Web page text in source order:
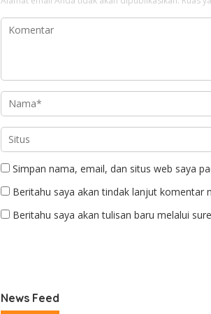
Simpan nama, email, dan situs web saya
Beritahu saya akan tindak lanjut komentar
Beritahu saya akan tulisan baru melalui
News Feed